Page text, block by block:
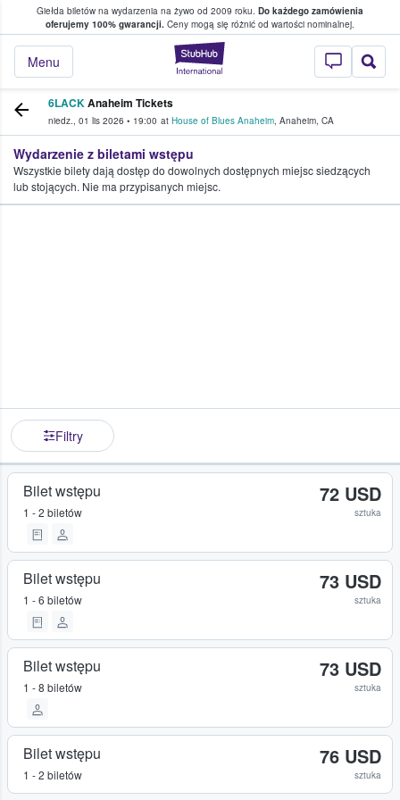
Giełda biletów na wydarzenia na żywo od 2009 roku. Do każdego zamówienia
oferujemy 100% gwarancji. Ceny mogą się różnić od wartości nominalnej.
StubHub —
Menu
w którym fani i kibice kupują i
6LACKAnaheim Tickets
niedz., 01 lis 2026 • 19:00 at House of Blues Anaheim, Anaheim, CA
Wydarzenie z biletami wstępu
Wszystkie bilety dają dostęp do dowolnych dostępnych miejsc siedzących
lub stojących. Nie ma przypisanych miejsc.
Filtry
Bilet wstępu
1 - 2 biletów
72 USD
sztuka
Bilet wstępu
1 - 6 biletów
73 USD
sztuka
Bilet wstępu
1 - 8 biletów
73 USD
sztuka
Bilet wstępu
1 - 2 biletów
76 USD
sztuka